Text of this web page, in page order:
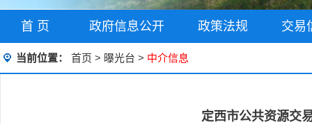
首 页 政府信息公开 政策法规 交易
当前位置： 首页 > 曝光台 > 中介信息
定西市公共资源交